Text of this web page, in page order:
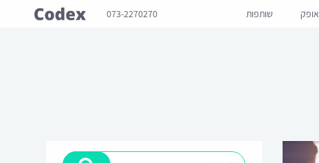
אופק שותפות 073-2270270